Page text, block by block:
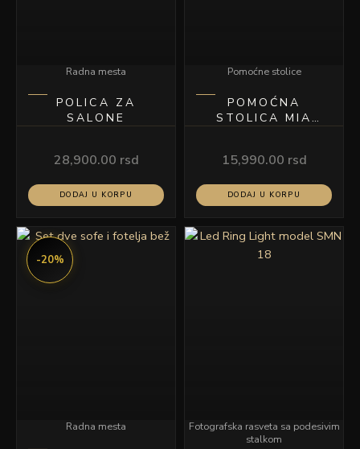
Radna mesta
POLICA ZA
SALONE
28,900.00 rsd
DODAJ U KORPU
Pomoćne stolice
POMOĆNA
STOLICA MIA
15,990.00 rsd
DODAJ U KORPU
-20%
Radna mesta
Originalna
cena
je
bila:
Trenutna
Fotografska rasveta sa podesivim
stalkom